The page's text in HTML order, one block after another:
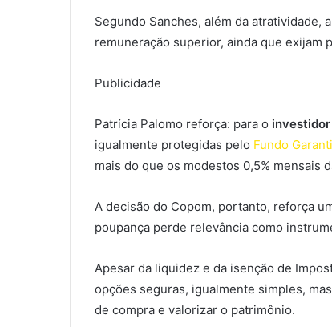
Segundo Sanches, além da atratividade,
remuneração superior, ainda que exijam
Publicidade
Patrícia Palomo reforça: para o investidor
igualmente protegidas pelo Fundo
mais do que os modestos 0,5% mensais
A decisão do Copom, portanto, reforça
poupança perde relevância como
Apesar da liquidez e da isenção de
opções seguras, igualmente simples,
de compra e valorizar o patrimônio.